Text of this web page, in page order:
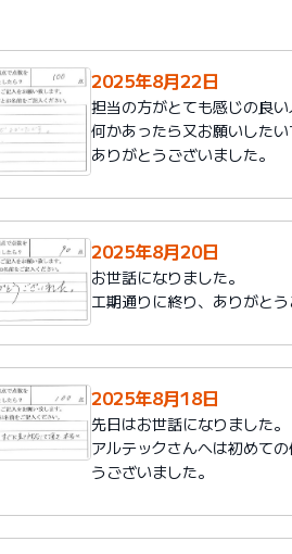
2025年8月22日
担当の方がとても感じの良い
何かあったら又お願いしたい
ありがとうございました。
2025年8月20日
お世話になりました。
工期通りに終り、ありがとう
2025年8月18日
先日はお世話になりました。
アルテックさんへは初めて
うございました。